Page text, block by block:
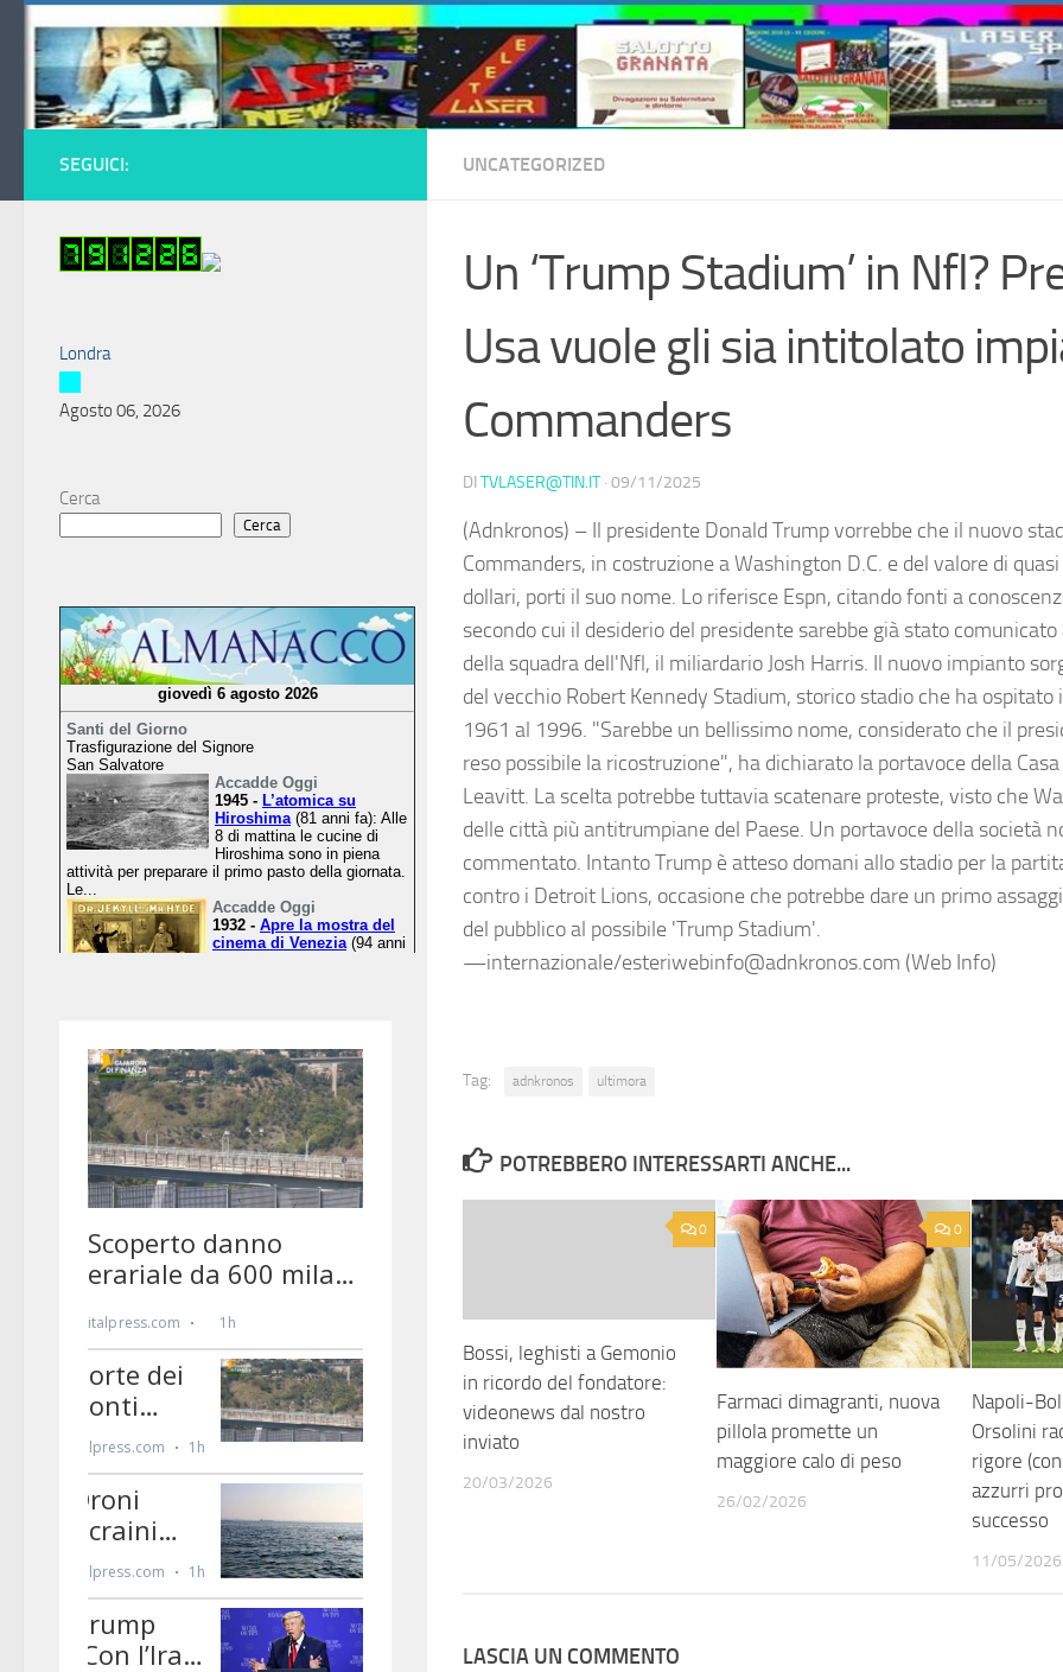
Salta al contenuto
UNCATEGORIZED
Un ‘Trump Stadium’ in Nfl?
Usa vuole gli sia intitolato
Commanders
DI TVLASER@TIN.IT · 09/11/2025
(Adnkronos) – Il presidente Donald Trump vorrebbe che il nuovo
Commanders, in costruzione a Washington D.C. e del valore di
dollari, porti il suo nome. Lo riferisce Espn, citando fonti a
secondo cui il desiderio del presidente sarebbe già stato
della squadra dell'Nfl, il miliardario Josh Harris. Il nuovo impianto
del vecchio Robert Kennedy Stadium, storico stadio che ha ospitato
1961 al 1996. "Sarebbe un bellissimo nome, considerato che il
reso possibile la ricostruzione", ha dichiarato la portavoce della
Leavitt. La scelta potrebbe tuttavia scatenare proteste, visto che
delle città più antitrumpiane del Paese. Un portavoce della società
commentato. Intanto Trump è atteso domani allo stadio per la
contro i Detroit Lions, occasione che potrebbe dare un primo
del pubblico al possibile 'Trump Stadium'.
—internazionale/esteriwebinfo@adnkronos.com (Web Info)
Tag: adnkronos ultimora
POTREBBERO INTERESSARTI ANCHE...
0
Bossi, leghisti a Gemonio
in ricordo del fondatore:
videonews dal nostro
inviato
20/03/2026
0
Farmaci dimagranti, nuova
pillola promette un
maggiore calo di peso
26/02/2026
Napoli-
Orsolini
rigore
azzurri
successo
11/05/2026
LASCIA UN COMMENTO
SEGUICI:
Londra
Agosto 06, 2026
Cerca
Cerca